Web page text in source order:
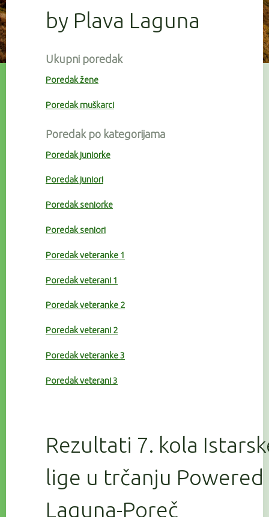
by Plava Laguna
Ukupni poredak
Poredak žene
Poredak muškarci
Poredak po kategorijama
Poredak juniorke
Poredak juniori
Poredak seniorke
Poredak seniori
Poredak veteranke 1
Poredak veterani 1
Poredak veteranke 2
Poredak veterani 2
Poredak veteranke 3
Poredak veterani 3
Rezultati 7. kola
lige u trčanju Powered
Laguna-Poreč